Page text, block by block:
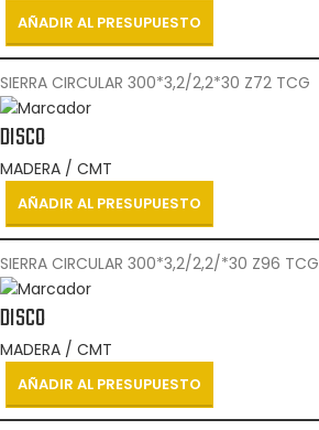
AÑADIR AL PRESUPUESTO
SIERRA CIRCULAR 300*3,2/2,2*30 Z72 TCG
DISCO
MADERA / CMT
AÑADIR AL PRESUPUESTO
SIERRA CIRCULAR 300*3,2/2,2/*30 Z96 TCG
DISCO
MADERA / CMT
AÑADIR AL PRESUPUESTO